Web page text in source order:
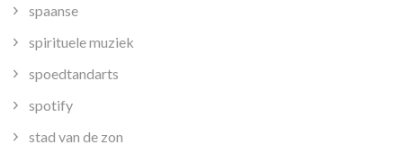
spaanse
spirituele muziek
spoedtandarts
spotify
stad van de zon